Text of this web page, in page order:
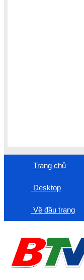
Trang chủ
Desktop
Về đầu trang